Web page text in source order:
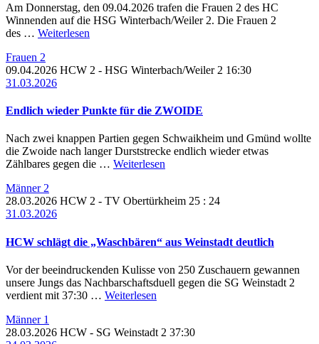
Am Donnerstag, den 09.04.2026 trafen die Frauen 2 des HC
Winnenden auf die HSG Winterbach/Weiler 2. Die Frauen 2
des … Weiterlesen
Frauen 2
09.04.2026 HCW 2 - HSG Winterbach/Weiler 2 16:30
31.03.2026
Endlich wieder Punkte für die ZWOIDE
Nach zwei knappen Partien gegen Schwaikheim und Gmünd wollte
die Zwoide nach langer Durststrecke endlich wieder etwas
Zählbares gegen die … Weiterlesen
Männer 2
28.03.2026 HCW 2 - TV Obertürkheim 25 : 24
31.03.2026
HCW schlägt die „Waschbären“ aus Weinstadt deutlich
Vor der beeindruckenden Kulisse von 250 Zuschauern gewannen
unsere Jungs das Nachbarschaftsduell gegen die SG Weinstadt 2
verdient mit 37:30 … Weiterlesen
Männer 1
28.03.2026 HCW - SG Weinstadt 2 37:30